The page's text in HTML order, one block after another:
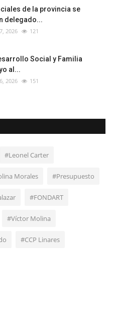
de la provincia se
delegado...
2026 121
Social y Familia
al...
2026 151
#Leonel Carter
Morales #Presupuesto
#FONDART
#Víctor Molina
#CCP Linares